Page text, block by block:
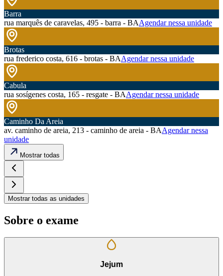
Barra
rua marquês de caravelas, 495 - barra - BAAgendar nessa unidade
Brotas
rua frederico costa, 616 - brotas - BAAgendar nessa unidade
Cabula
rua sosígenes costa, 165 - resgate - BAAgendar nessa unidade
Caminho Da Areia
av. caminho de areia, 213 - caminho de areia - BAAgendar nessa
unidade
Mostrar todas
Mostrar todas as unidades
Sobre o exame
Jejum